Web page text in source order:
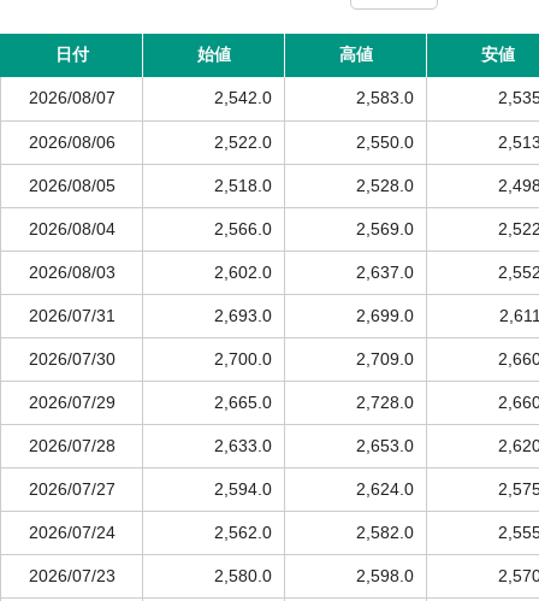
日付 始値 高値 安値
2026/08/07 2,542.0 2,583.0
2026/08/06 2,522.0 2,550.0
2026/08/05 2,518.0 2,528.0
2026/08/04 2,566.0 2,569.0
2026/08/03 2,602.0 2,637.0
2026/07/31 2,693.0 2,699.0
2026/07/30 2,700.0 2,709.0
2026/07/29 2,665.0 2,728.0
2026/07/28 2,633.0 2,653.0
2026/07/27 2,594.0 2,624.0
2026/07/24 2,562.0 2,582.0
2026/07/23 2,580.0 2,598.0